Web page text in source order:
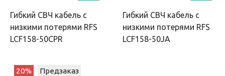
Гибкий СВЧ кабель с
низкими потерями RFS
LCF158-50CPR
Гибкий СВЧ кабель с
низкими потерями RFS
LCF158-50JA
20% Предзаказ